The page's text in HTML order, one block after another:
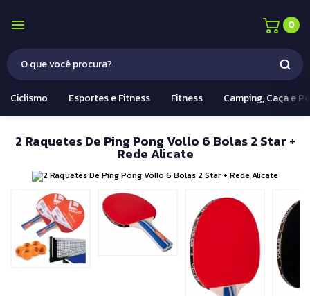
0
Ciclismo Esportes e Fitness Fitness Camping, Caça e
2 Raquetes De Ping Pong Vollo 6 Bolas 2 Star +
Rede Alicate